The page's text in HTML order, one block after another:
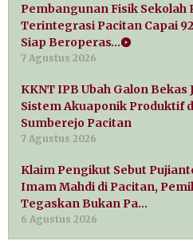
Pembangunan Fisik Sekolah
Terintegrasi Pacitan Capai
Siap Beroperas…
7 Agustus 2026
KKNT IPB Ubah Galon Bekas
Sistem Akuaponik Produktif
Sumberejo Pacitan
7 Agustus 2026
Klaim Pengikut Sebut
Imam Mahdi di Pacitan,
Tegaskan Bukan Pa…
6 Agustus 2026